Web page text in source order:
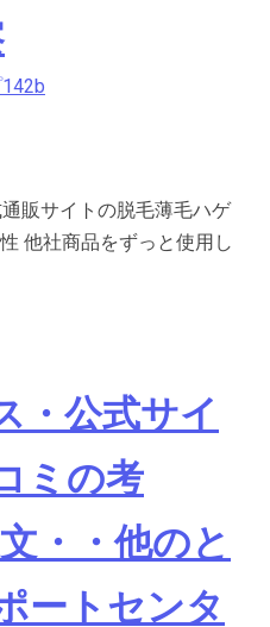
販サイトの脱毛薄毛ハゲ
他社商品をずっと使用し
・公式サイ
ミの考
・・他のと
ートセンタ